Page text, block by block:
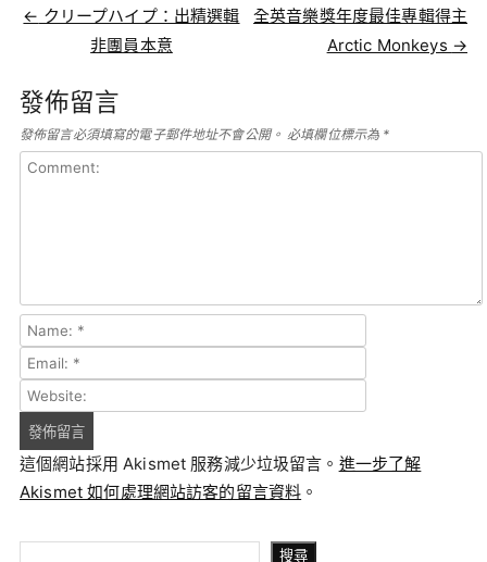
Post navigation
← クリープハイプ：出精選輯
非團員本意
全英音樂獎年度最佳專輯得主
Arctic Monkeys →
發佈留言
發佈留言必須填寫的電子郵件地址不會公開。 必填欄位標示為 *
這個網站採用 Akismet 服務減少垃圾留言。 進一步了解
Akismet 如何處理網站訪客的留言資料 。
搜尋